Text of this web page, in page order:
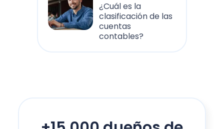
¿Cuál es la
clasificación de las
cuentas
contables?